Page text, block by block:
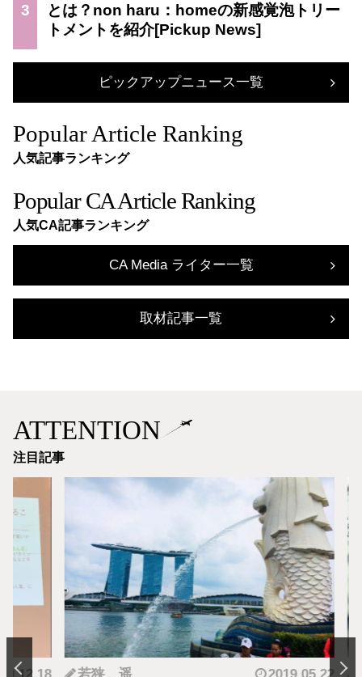
3
とは？non haru：homeの新感覚泡トリー
トメントを紹介
ピックアップニュース一覧
Popular Article Ranking
人気記事ランキング
Popular CA Article Ranking
人気CA記事ランキング
CA Media ライター一覧
取材記事一覧
ATTENTION
注目記事